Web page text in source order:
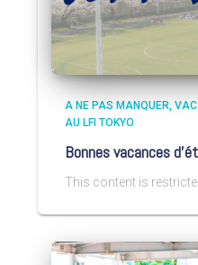
A NE PAS MANQUER
AU LFI TOKYO
Bonnes vacances
This content is